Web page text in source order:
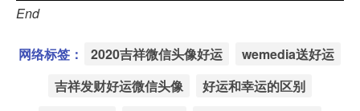
End
网络标签： 2020吉祥微信头像好运
wemedia送好运
吉祥发财好运微信头像
好运和幸运的区别